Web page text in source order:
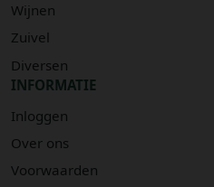
Wijnen
Zuivel
Diversen
INFORMATIE
Inloggen
Over ons
Voorwaarden